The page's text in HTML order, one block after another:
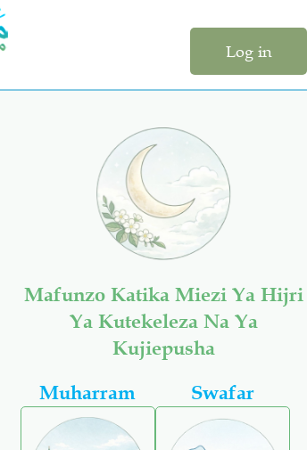
Log in
Mafunzo Katika Miezi Ya Hijri
Ya Kutekeleza Na Ya
Kujiepusha
Muharram
Swafar